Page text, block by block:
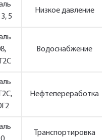
5
Низкое давление
Водоснабжение
Нефтепереработка
Транспортировка